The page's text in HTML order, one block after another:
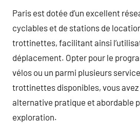
Paris est dotée d’un excellent
cyclables et de stations de
trottinettes, facilitant ainsi
déplacement. Opter pour le
vélos ou un parmi plusieurs
trottinettes disponibles, vous
alternative pratique et abordable
exploration.